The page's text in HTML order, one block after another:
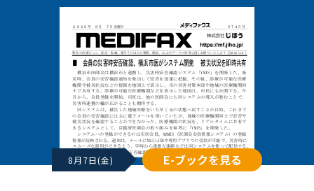
8月7日(金) E-ブックを見る